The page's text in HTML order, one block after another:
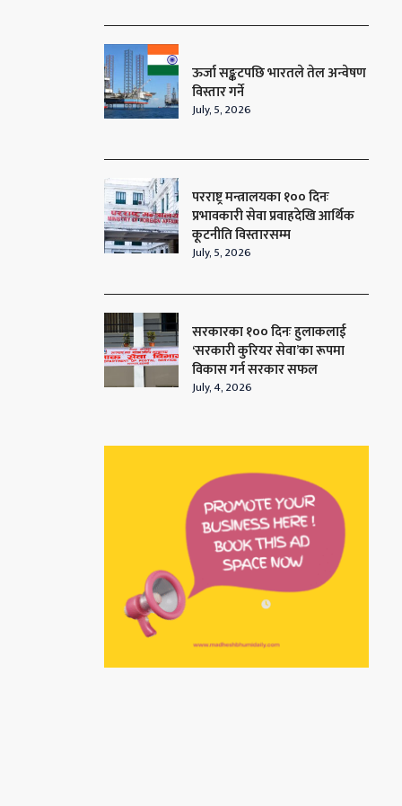
ऊर्जा सङ्कटपछि भारतले तेल अन्वेषण
विस्तार गर्ने
July, 5, 2026
परराष्ट्र मन्त्रालयका १०० दिनः
प्रभावकारी सेवा प्रवाहदेखि आर्थिक
कूटनीति विस्तारसम्म
July, 5, 2026
सरकारका १०० दिनः हुलाकलाई
‘सरकारी कुरियर सेवा’का रूपमा
विकास गर्न सरकार सफल
July, 4, 2026